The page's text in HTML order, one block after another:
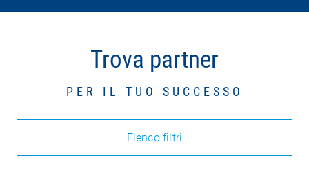
Trova partner
PER IL TUO SUCCESSO
Elenco filtri